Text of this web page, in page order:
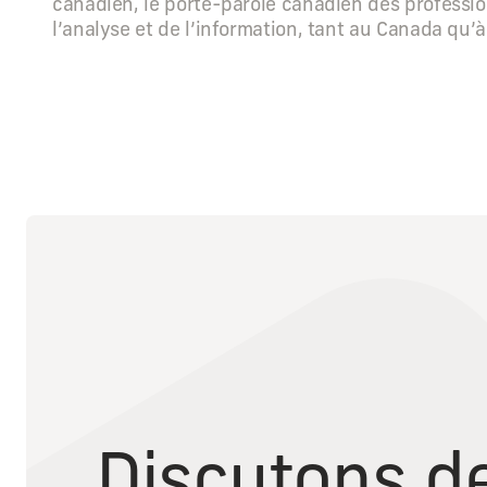
l’analyse et de l’information, tant au Canada